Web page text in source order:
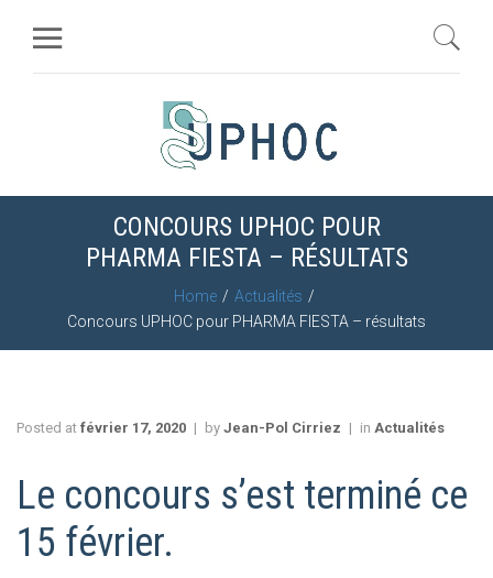
CONCOURS UPHOC POUR
PHARMA FIESTA – RÉSULTATS
Home
Actualités
Concours UPHOC pour PHARMA FIESTA – résultats
Posted at février 17, 2020 by Jean-Pol Cirriez in Actualités
Le concours s’est terminé ce
15 février.